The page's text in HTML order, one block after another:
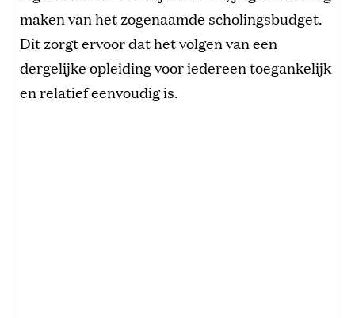
maken van het zogenaamde scholingsbudget.
Dit zorgt ervoor dat het volgen van een
dergelijke opleiding voor iedereen toegankelijk
en relatief eenvoudig is.